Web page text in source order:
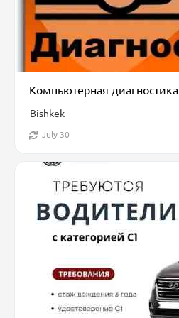
Компьютерная диагностика
Bishkek
July 30